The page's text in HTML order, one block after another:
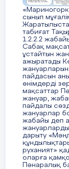
Сабақтың
соңы
сынып
табиғат
1.2.2.2
Сабақ
ұстайтын
ажыратады
пайдасын
өнімдерді
мақсаттар
жануар,
пайдалы
жануарлар
жабайы деп
дарыту
руханият»
оларға
Пәнаралық